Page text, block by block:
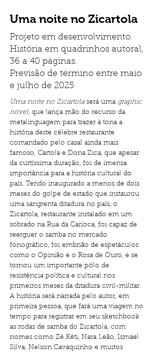
Uma noite no Zicartola
Projeto em desenvolvimento.
História em quadrinhos autoral,
36 a 40 páginas.
Previsão de término entre maio
e julho de 2025
Uma noite no Zicartola será uma graphic
novel, que lança mão do recurso da
metalinguagem para trazer à tona a
história deste célebre restaurante
comandado pelo casal ainda mais
famoso, Cartola e Dona Zica, que apesar
da curtíssima duração, foi de imensa
importância para a história cultural do
país. Tendo inaugurado a menos de dois
meses do golpe de estado que instaurou
uma sangrenta ditadura no país, o
Zicartola, restaurante instalado em um
sobrado na Rua da Carioca, foi capaz de
reerguer o samba no mercado
fonográfico, foi embrião de espetáculos
como o Opinião e o Rosa de Ouro, e se
tornou um importante pólo de
resistência política e cultural nos
primeiros meses da ditadura civil-militar.
A história será narrada pelo autor, em
primeira pessoa, que fará uma viagem no
tempo para registrar em seu sketchbook
as rodas de samba do Zicartola, com
nomes como Zé Kéti, Nara Leão, Ismael
Silva, Nelson Cavaquinho e muitos